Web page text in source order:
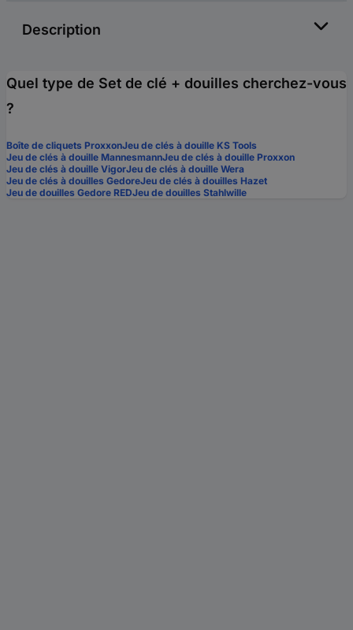
Description
Quel type de Set de clé + douilles cherchez-vous
?
Boîte de cliquets ProxxonJeu de clés à douille KS Tools
Jeu de clés à douille MannesmannJeu de clés à douille Proxxon
Jeu de clés à douille VigorJeu de clés à douille Wera
Jeu de clés à douilles GedoreJeu de clés à douilles Hazet
Jeu de douilles Gedore REDJeu de douilles Stahlwille